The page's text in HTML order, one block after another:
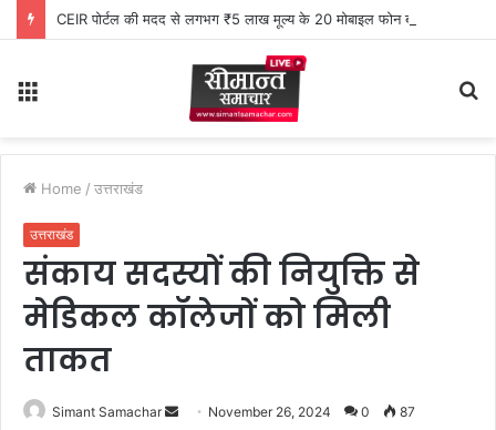
CEIR पोर्टल की मदद से लगभग ₹5 लाख मूल्य के 20 मोबाइल फोन बरामद
Home / उत्तराखंड
उत्तराखंड
संकाय सदस्यों की नियुक्ति से
मेडिकल कॉलेजों को मिली
ताकत
Simant Samachar November 26, 2024 0 87